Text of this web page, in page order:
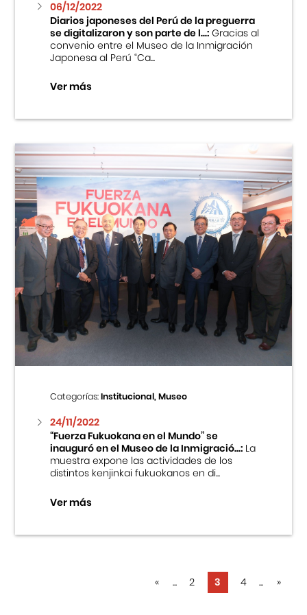
06/12/2022
Diarios japoneses del Perú de la preguerra
se digitalizaron y son parte de l...:Gracias al
convenio entre el Museo de la Inmigración
Japonesa al Perú “Ca...
Ver más
Categorías:Institucional, Museo
24/11/2022
“Fuerza Fukuokana en el Mundo” se
inauguró en el Museo de la Inmigració...:La
muestra expone las actividades de los
distintos kenjinkai fukuokanos en di...
Ver más
« ... 2 3 4 ... »